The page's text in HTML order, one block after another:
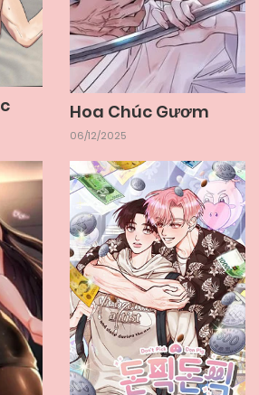
Hoa Chúc Gươm
06/12/2025